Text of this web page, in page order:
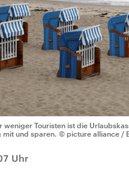
weniger Touristen ist die
mit und sparen. © picture alliance /
Uhr